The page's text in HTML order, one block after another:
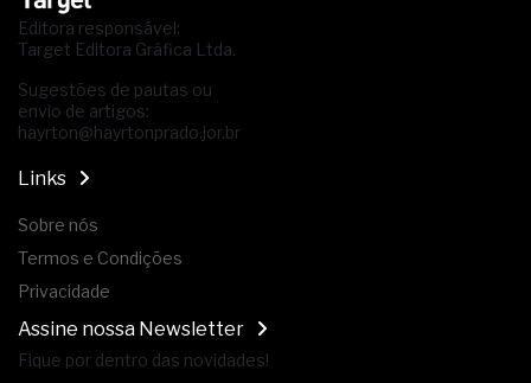
Editora responsável:
Target Editora Gráfica Ltda.
Sugestões de pautas ou
envio de artigos:
hayrton@hayrtonprado.jor.br
Links
Sobre nós
Termos e Condições
Privacidade
Assine nossa Newsletter
Fique por dentro das novidades!